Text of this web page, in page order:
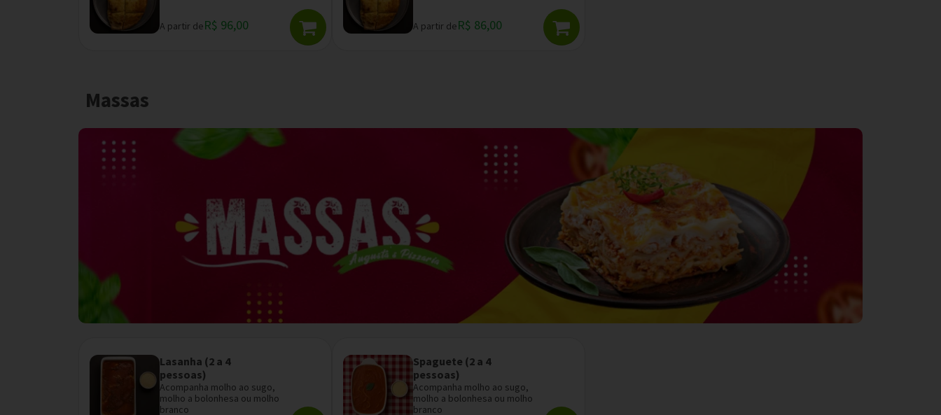
A partir deR$ 96,00 A partir deR$ 86,00
Massas
Lasanha (2 a 4
pessoas)
Acompanha molho ao sugo,
molho a bolonhesa ou molho
branco
Spaguete (2 a 4
pessoas)
Acompanha molho ao sugo,
molho a bolonhesa ou molho
branco